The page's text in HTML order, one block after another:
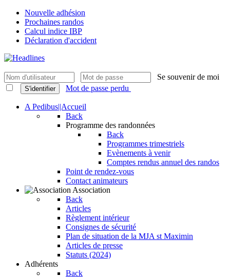
Nouvelle adhésion
Prochaines randos
Calcul indice IBP
Déclaration d'accident
Se souvenir de moi
S'identifier Mot de passe perdu
A Pedibus||Accueil
Back
Programme des randonnées
Back
Programmes trimestriels
Evènements à venir
Comptes rendus annuel des randos
Point de rendez-vous
Contact animateurs
Association
Back
Articles
Règlement intérieur
Consignes de sécurité
Plan de situation de la MJA st Maximin
Articles de presse
Statuts (2024)
Adhérents
Back